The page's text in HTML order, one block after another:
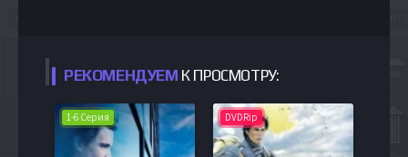
РЕКОМЕНДУЕМ К ПРОСМОТРУ:
1-6 Серия DVDRip